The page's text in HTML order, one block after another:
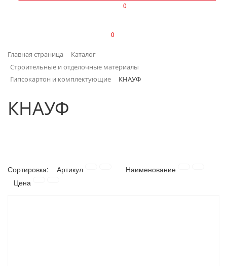
ИНТЕРЬЕР
КАНЦТОВАРЫ
КЛИМАТИЧЕСКАЯ ТЕХНИКА
НАСОСНОЕ ОБОРУДОВАНИЕ
0
0
Главная страница
Каталог
Строительные и отделочные материалы
Гипсокартон и комплектующие
КНАУФ
КНАУФ
Сортировка: Артикул
Наименование
Цена